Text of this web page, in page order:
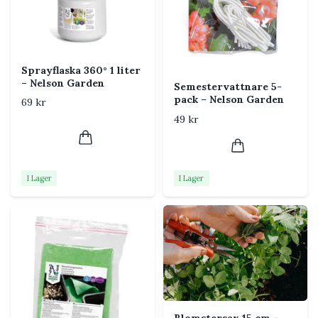
planteringsmattan
Vik ut mattan över den yta du vill skydda.
Fäst tryckknapparna i hörnen så att kanterna
höjs.
Placera krukor, jord och redskap på mattan.
Samla ihop jord och växtrester när arbetet är
Torka av mattan och låt den torka före
Smidigare omplantering
Förbered kruka, jord och redskap på mattan
innan du tar växten ur sin gamla kruka. Då blir
arbetet enklare och mindre jord hamnar utanför.
Rengöring och förvaring
Sprayflaska 360° 1 liter
– Nelson Garden
69 kr
I Lager
Semestervattnare 5-
pack – Nelson Garden
49 kr
I Lager